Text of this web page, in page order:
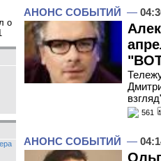
о
АНОНС СОБЫТИЙ —
561
АНОНС СОБЫТИЙ —